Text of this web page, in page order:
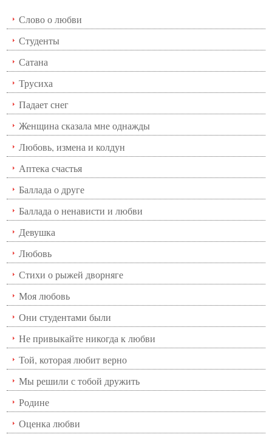
Слово о любви
Студенты
Сатана
Трусиха
Падает снег
Женщина сказала мне однажды
Любовь, измена и колдун
Аптека счастья
Баллада о друге
Баллада о ненависти и любви
Девушка
Любовь
Стихи о рыжей дворняге
Моя любовь
Они студентами были
Не привыкайте никогда к любви
Той, которая любит верно
Мы решили с тобой дружить
Родине
Оценка любви